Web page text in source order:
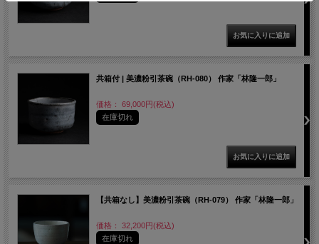
共箱付 | 美濃粉引茶碗（RH-080） 作家「林隆一郎」
価格： 69,000円(税込)
在庫切れ
【共箱なし】美濃粉引茶碗（RH-079） 作家「林隆一郎」
価格： 32,200円(税込)
在庫切れ